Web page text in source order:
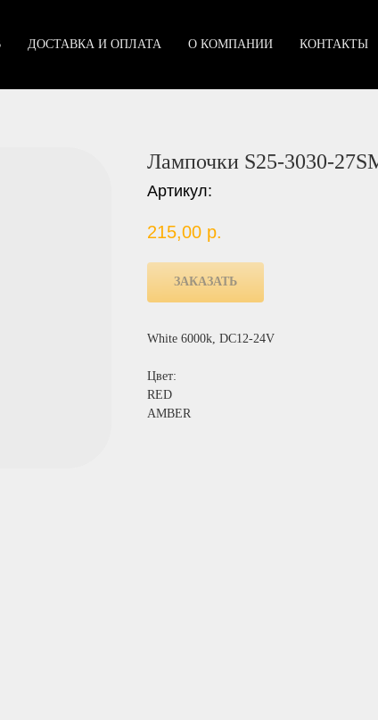
ДОСТАВКА И ОПЛАТА О КОМПАНИИ КОНТАКТЫ
Лампочки S25-3030-
Артикул:
215,00 р.
ЗАКАЗАТЬ
White 6000k, DC12-24V
Цвет:
RED
AMBER